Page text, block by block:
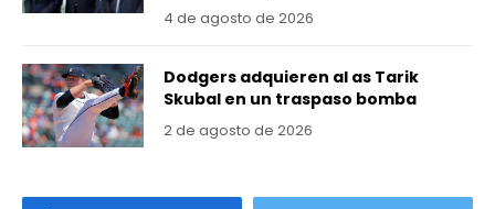
4 de agosto de 2026
Dodgers adquieren al as Tarik
Skubal en un traspaso bomba
2 de agosto de 2026